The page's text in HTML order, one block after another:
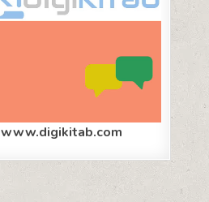
www.digikitab.com